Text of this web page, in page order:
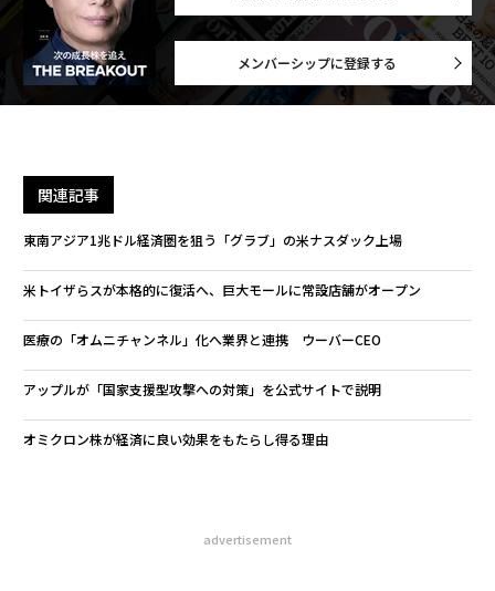
メンバーシップに登録する
関連記事
東南アジア1兆ドル経済圏を狙う「グラブ」の米ナスダック上場
米トイザらスが本格的に復活へ、巨大モールに常設店舗がオープン
医療の「オムニチャンネル」化へ業界と連携 ウーバーCEO
アップルが「国家支援型攻撃への対策」を公式サイトで説明
オミクロン株が経済に良い効果をもたらし得る理由
advertisement